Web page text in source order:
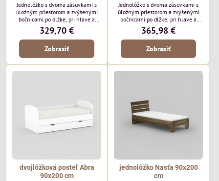
Jednolôžko s dvoma zásuvkami s
úložným priestorom a zvýšenými
bočnicami po dlžke, pri hlave a
nohách. Pohodlná a pevná posteľ,
ktorá sa hodí ako do spálne, tak aj
do chaty, alebo hotela. Rozmer
postele: š95 x h205 x v81cm
329,70 €
Zobraziť
Jednolôžko s dvoma zásuvkami s
úložným priestorom a zvýšenými
bočnicami po dlžke, pri hlave a
nohách. Pohodlná a pevná posteľ,
ktorá sa hodí ako do spálne, tak aj
do chaty, alebo hotela. Rozmer
postele: š126 x h205 x v81cm
365,98 €
Zobraziť
dvojlôžková posteľ Abra
90x200 cm
jednolôžko Nasťa 90x200
cm